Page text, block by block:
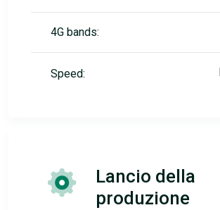
4G bands:
Speed:
Lancio della
produzione